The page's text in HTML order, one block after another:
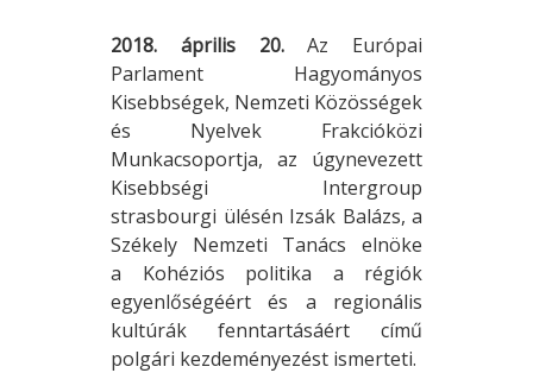
2018. április 20.Az Európai
Parlament Hagyományos
Kisebbségek, Nemzeti Közösségek
és Nyelvek Frakcióközi
Munkacsoportja, az úgynevezett
Kisebbségi Intergroup
strasbourgi ülésén Izsák Balázs, a
Székely Nemzeti Tanács elnöke
a Kohéziós politika a régiók
egyenlőségéért és a regionális
kultúrák fenntartásáért című
polgári kezdeményezést ismerteti.